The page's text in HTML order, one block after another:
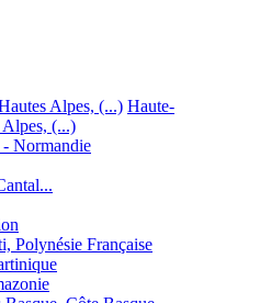
Alpes, (...) Haute-
Alpes, (...)
- Normandie
Polynésie Française